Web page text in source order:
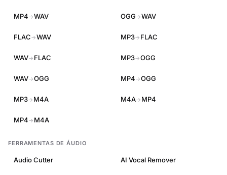
MP4→WAV OGG→WAV
FLAC→WAV MP3→ FLAC
WAV→ FLAC MP3→OGG
WAV→OGG MP4→OGG
MP3→ M4A M4A→ MP4
MP4→ M4A
FERRAMENTAS DE ÁUDIO
Audio Cutter AI Vocal Remover